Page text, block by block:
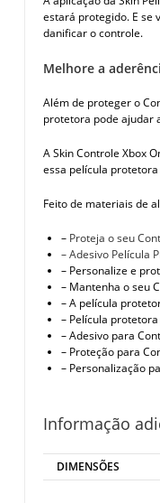
estará protegido. E se
danificar o controle.
Melhore a
Além de proteger o
protetora pode ajudar
A Skin Controle Xbox
essa película
Feito de materiais de
– Proteja o seu
– Adesivo Película
– Personalize e
– Mantenha o seu
– A película
– Película
– Adesivo para
– Proteção para
– Personalização
Informação
DIMENSÕES